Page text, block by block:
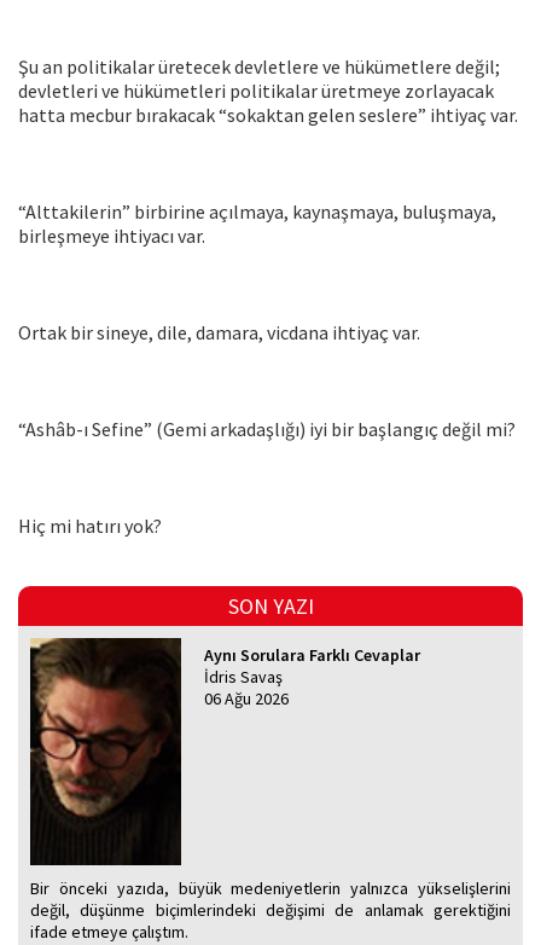
Şu an politikalar üretecek devletlere ve hükümetlere değil;
devletleri ve hükümetleri politikalar üretmeye zorlayacak
hatta mecbur bırakacak “sokaktan gelen seslere” ihtiyaç var.
“Alttakilerin” birbirine açılmaya, kaynaşmaya, buluşmaya,
birleşmeye ihtiyacı var.
Ortak bir sineye, dile, damara, vicdana ihtiyaç var.
“Ashâb-ı Sefine” (Gemi arkadaşlığı) iyi bir başlangıç değil mi?
Hiç mi hatırı yok?
SON YAZI
Aynı Sorulara Farklı Cevaplar
İdris Savaş
06 Ağu 2026
Bir önceki yazıda, büyük medeniyetlerin yalnızca yükselişlerini
değil, düşünme biçimlerindeki değişimi de anlamak gerektiğini
ifade etmeye çalıştım.